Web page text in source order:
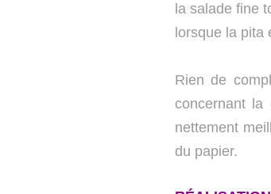
la salade fine
lorsque la pita
Rien de
concernant
nettement
du papier.